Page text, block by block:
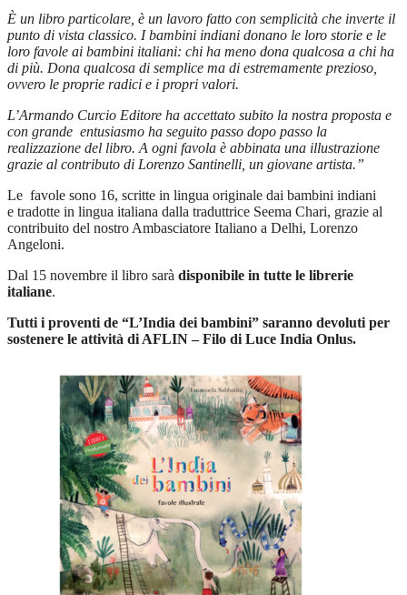
È un libro particolare, è un lavoro fatto con semplicità che inverte il
punto di vista classico. I bambini indiani donano le loro storie e le
loro favole ai bambini italiani: chi ha meno dona qualcosa a chi ha
di più. Dona qualcosa di semplice ma di estremamente prezioso,
ovvero le proprie radici e i propri valori.
L’Armando Curcio Editore ha accettato subito la nostra proposta e
con grande entusiasmo ha seguito passo dopo passo la
realizzazione del libro. A ogni favola è abbinata una illustrazione
grazie al contributo di Lorenzo Santinelli, un giovane artista.”
Le favole sono 16, scritte in lingua originale dai bambini indiani
e tradotte in lingua italiana dalla traduttrice Seema Chari, grazie al
contribuito del nostro Ambasciatore Italiano a Delhi, Lorenzo
Angeloni.
Dal 15 novembre il libro sarà disponibile in tutte le librerie
italiane.
Tutti i proventi de “L’India dei bambini” saranno devoluti per
sostenere le attività di AFLIN – Filo di Luce India Onlus.